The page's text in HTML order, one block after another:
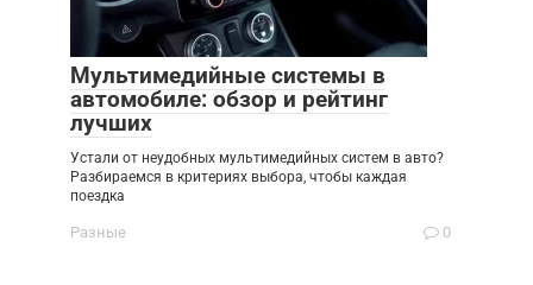
Мультимедийные системы в
автомобиле: обзор и рейтинг
лучших
Устали от неудобных мультимедийных систем в авто?
Разбираемся в критериях выбора, чтобы каждая
поездка
Разные 0